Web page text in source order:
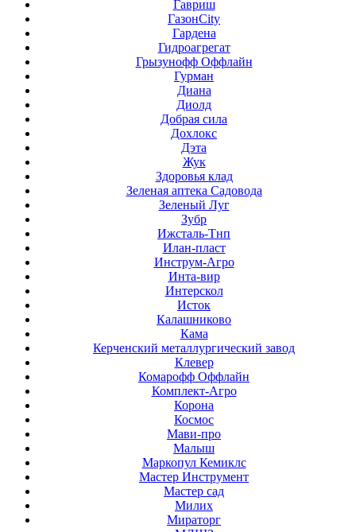
Гавриш
ГазонCity
Гардена
Гидроагрегат
Грызунофф Оффлайн
Гурман
Диана
Диолд
Добрая сила
Дохлокс
Дэта
Жук
Здоровья клад
Зеленая аптека Садовода
Зеленый Луг
Зубр
Ижсталь-Тнп
Илан-пласт
Инструм-Агро
Инта-вир
Интерскол
Исток
Калашниково
Кама
Керченский металлургический завод
Клевер
Комарофф Оффлайн
Комплект-Агро
Корона
Космос
Мави-про
Малыш
Маркопул Кемиклс
Мастер Инструмент
Мастер сад
Милих
Мираторг